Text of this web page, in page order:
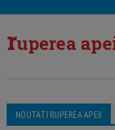
ruperea
NOUTATI RUPEREA APEII